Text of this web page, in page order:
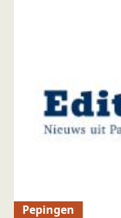
Pepingen